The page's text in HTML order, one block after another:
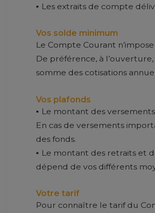
Les extraits de compte
Vos solde minimum
Le Compte Courant
De préférence, à
somme des cotisations
Vos plafonds
Le montant des
En cas de versements
des fonds.
Le montant des retraits et
dépend de vos différents
Votre tarif
Pour connaître le tarif du